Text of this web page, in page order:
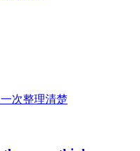
次整理清楚